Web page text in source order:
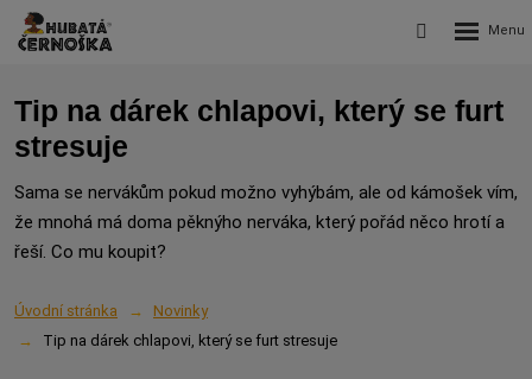
Vyhledávání
Rozbalení
Tip na dárek chlapovi, který se furt
stresuje
Sama se nervákům pokud možno vyhýbám, ale od kámošek vím,
že mnohá má doma pěknýho nerváka, který pořád něco hrotí a
řeší. Co mu koupit?
Úvodní stránka
Novinky
Tip na dárek chlapovi, který se furt stresuje